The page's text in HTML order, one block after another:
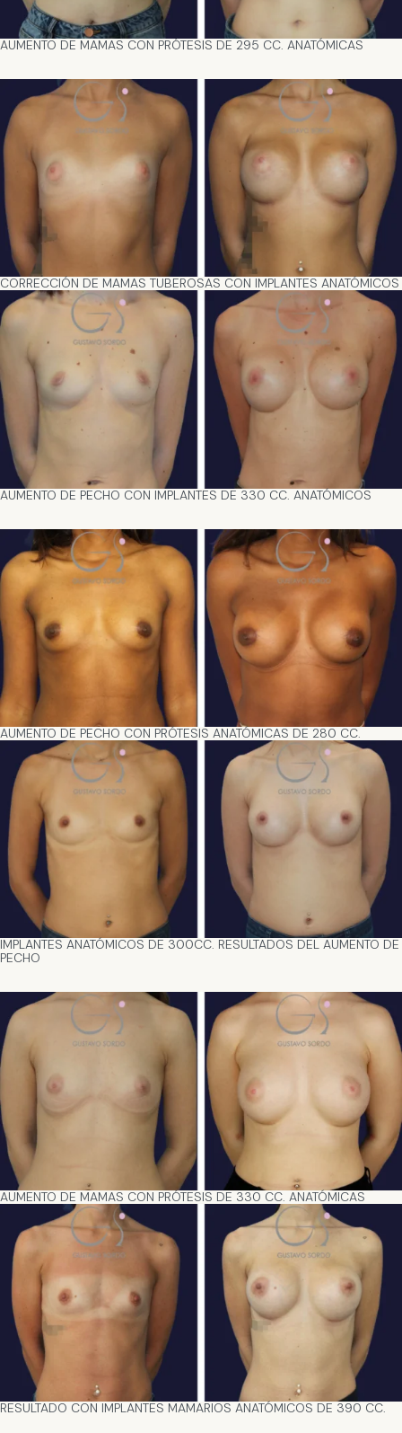
AUMENTO DE MAMAS CON PRÓTESIS DE 295 CC. ANATÓMICAS
CORRECCIÓN DE MAMAS TUBEROSAS CON IMPLANTES ANATÓMICOS
AUMENTO DE PECHO CON IMPLANTES DE 330 CC. ANATÓMICOS
AUMENTO DE PECHO CON PRÓTESIS ANATÓMICAS DE 280 CC.
IMPLANTES ANATÓMICOS DE 300CC. RESULTADOS DEL AUMENTO DE
PECHO
AUMENTO DE MAMAS CON PRÓTESIS DE 330 CC. ANATÓMICAS
RESULTADO CON IMPLANTES MAMARIOS ANATÓMICOS DE 390 CC.